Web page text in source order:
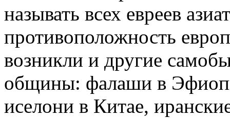
называть всех евреев
противоположность
возникли и другие
общины: фалаши в
иселони в Китае,